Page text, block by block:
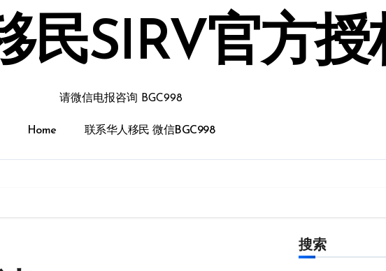
民SIRV官方授
请微信电报咨询 BGC998
Home 联系华人移民 微信BGC998
搜索